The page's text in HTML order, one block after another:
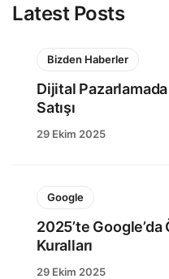
Latest Posts
Bizden Haberler
Dijital
Satışı
29 Ekim 2025
Google
2025’te Google’da
Kuralları
29 Ekim 2025